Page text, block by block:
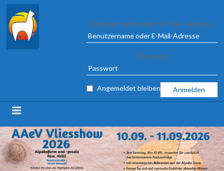
Alpaca
Association
TO
09
MARCH
2025
IN
ILSHOFEN
Benutzername oder E-Mail-Adresse
Passwort
Angemeldet bleiben